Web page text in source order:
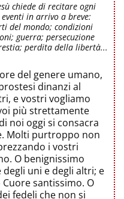
chiede di recitare ogni
in arrivo a breve:
del mondo; condizioni
guerra; persecuzione
perdita della libertà...
del genere umano,
dinanzi al
e vostri vogliamo
più strettamente
noi oggi si consacra
Molti purtroppo non
i vostri
O benignissimo
uni e degli altri; e
santissimo. O
fedeli che non si